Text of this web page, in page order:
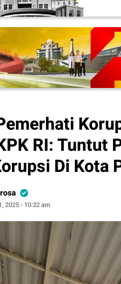
RI: Tuntut
Di Kota
2025 - 10:32 am